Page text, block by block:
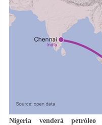
Nigeria venderá